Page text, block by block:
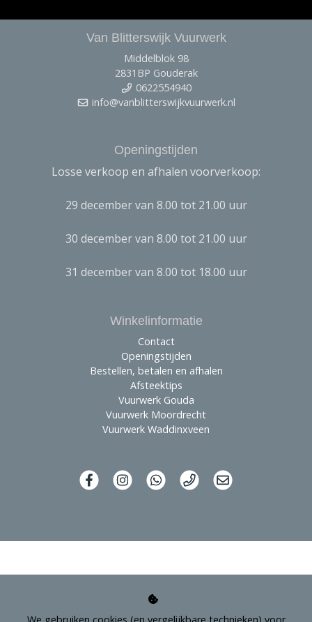
Van Blitterswijk Vuurwerk
Middelblok 98
2831BP Gouderak
0622554940
info@vanblitterswijkvuurwerk.nl
Openingstijden
Losse verkoop en afhalen voorverkoop:
29 december van 8.00 tot 21.00 uur
30 december van 8.00 tot 21.00 uur
31 december van 8.00 tot 18.00 uur
Winkelinformatie
Contact
Openingstijden
Bestellen, betalen en afhalen
Afsteektips
Vuurwerk Gouda
Vuurwerk Moordrecht
Vuurwerk Waddinxveen